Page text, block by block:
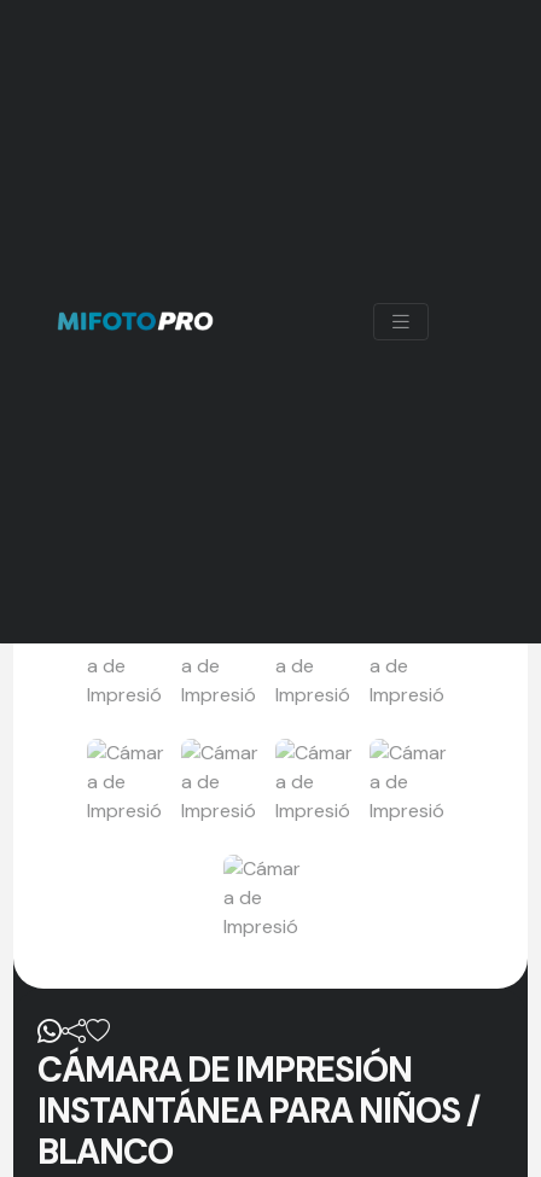
CÁMARA DE IMPRESIÓN
INSTANTÁNEA PARA NIÑOS /
BLANCO